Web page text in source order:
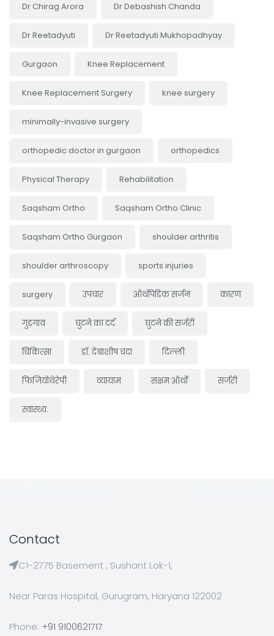
Dr Chirag Arora Dr Debashish Chanda
Dr Reetadyuti Dr Reetadyuti Mukhopadhyay
Gurgaon Knee Replacement
Knee Replacement Surgery knee surgery
minimally-invasive surgery
orthopedic doctor in gurgaon orthopedics
Physical Therapy Rehabilitation
Saqsham Ortho Saqsham Ortho Clinic
Saqsham Ortho Gurgaon shoulder arthritis
shoulder arthroscopy sports injuries
surgery उपचार ऑर्थोपेडिक सर्जन कारण
गुड़गांव घुटने का दर्द घुटने की सर्जरी
चिकित्सा डॉ. देबाशीष चंदा दिल्ली
फिजियोथेरेपी व्यायाम सक्षम ऑर्थो सर्जरी
स्वास्थ्य.
Contact
C1-2775 Basement , Sushant Lok-1,
Near Paras Hospital, Gurugram, Haryana 122002
Phone: +91 9100621717